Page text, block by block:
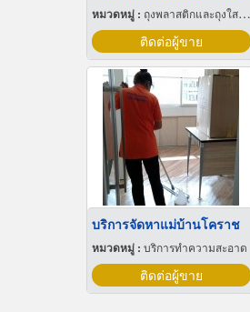
หมวดหมู่ : ถุงพลาสติกและถุงใสโปร่ง
ติดต่อผู้ขาย
บริการจัดหาแม่บ้านโคราช
หมวดหมู่ : บริการทำความสะอาด
ติดต่อผู้ขาย